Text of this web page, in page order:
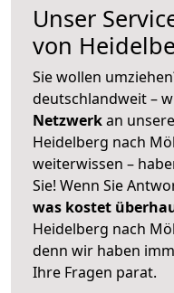
Unser
von
Sie wollen
deutschlandweit –
Netzwerkan
Heidelberg nach
weiterwissen –
Sie! Wenn Sie
was kostet
Heidelberg nach
denn wir haben
Ihre Fragen parat.